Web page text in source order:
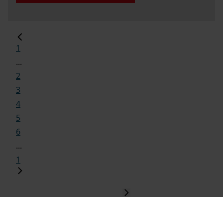
1
...
2
3
4
5
6
...
1